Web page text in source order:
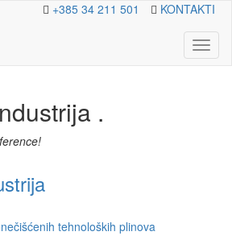
+385 34 211 501 KONTAKTI
.
tehnoloških plinova